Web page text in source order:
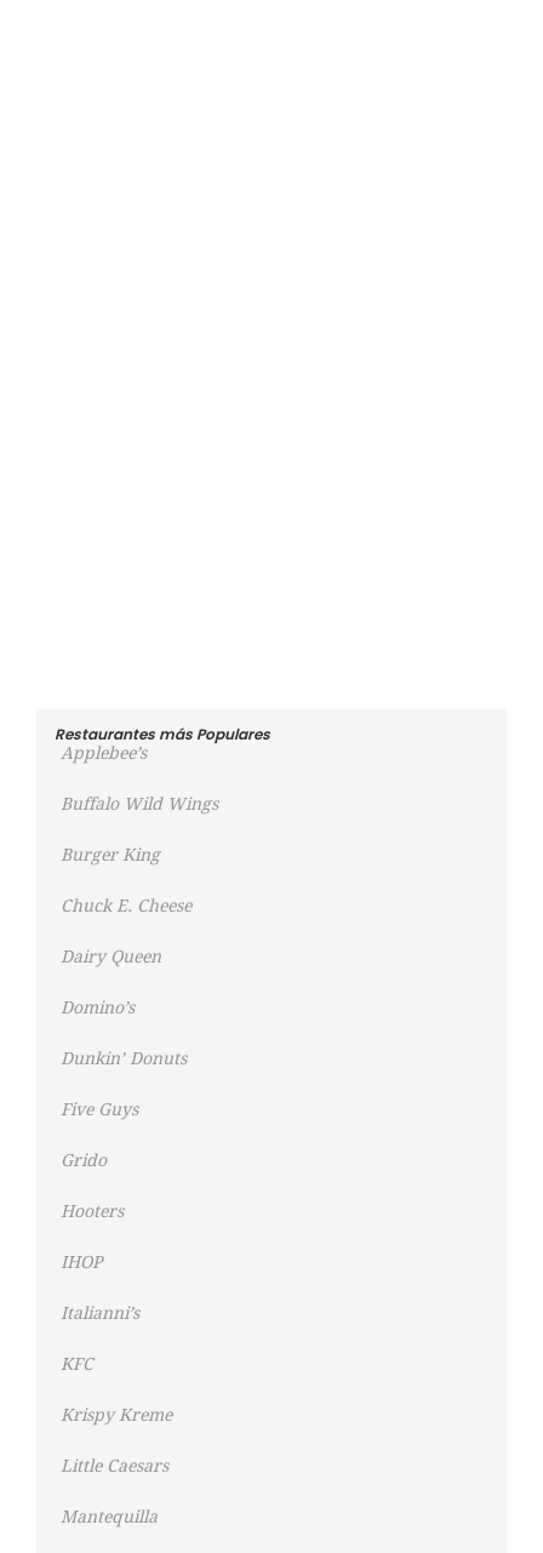
Restaurantes más Populares
Applebee’s
Buffalo Wild Wings
Burger King
Chuck E. Cheese
Dairy Queen
Domino’s
Dunkin’ Donuts
Five Guys
Grido
Hooters
IHOP
Italianni’s
KFC
Krispy Kreme
Little Caesars
Mantequilla